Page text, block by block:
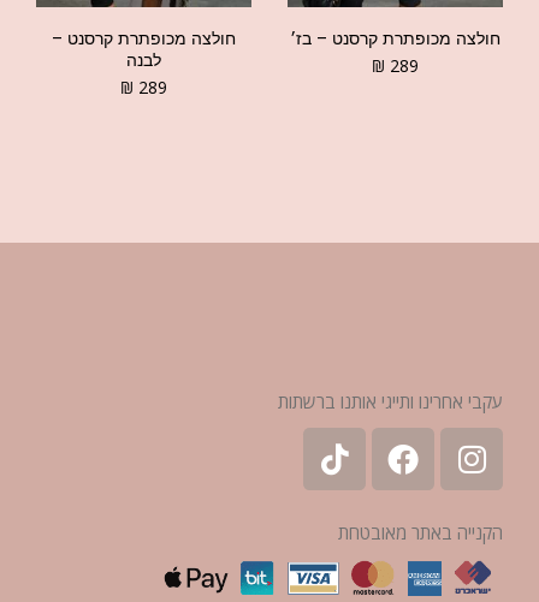
חולצה מכופתרת קרסנט – בז׳
₪ 289
חולצה מכופתרת קרסנט –
לבנה
₪ 289
עקבי אחרינו ותייגי אותנו ברשתות
הקנייה באתר מאובטחת